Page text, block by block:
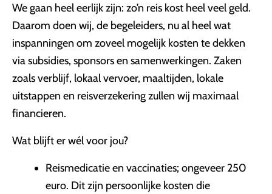
We gaan heel eerlijk zijn: zo’n reis kost heel veel geld.
Daarom doen wij, de begeleiders, nu al heel wat
inspanningen om zoveel mogelijk kosten te dekken
via subsidies, sponsors en samenwerkingen. Zaken
zoals verblijf, lokaal vervoer, maaltijden, lokale
uitstappen en reisverzekering zullen wij maximaal
financieren.
Wat blijft er wél voor jou?
Reismedicatie en vaccinaties; ongeveer 250
euro. Dit zijn persoonlijke kosten die